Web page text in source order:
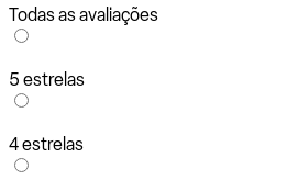
Todas as avaliações
5 estrelas
4 estrelas